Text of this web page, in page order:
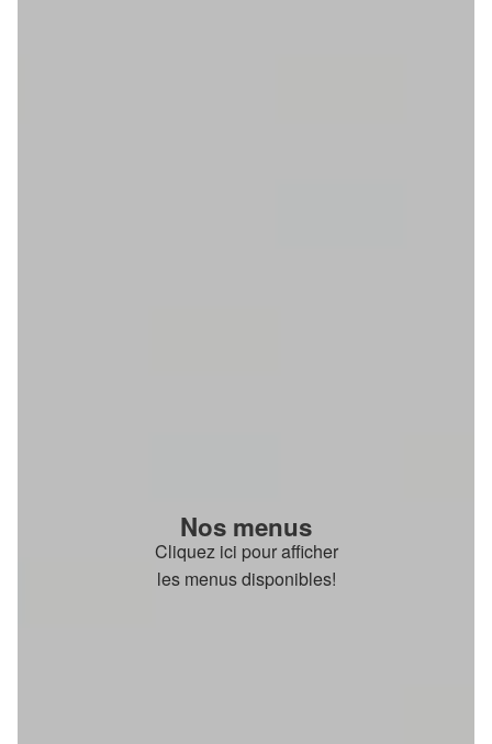
Nos menus
Cliquez ici pour afficher
les menus disponibles!